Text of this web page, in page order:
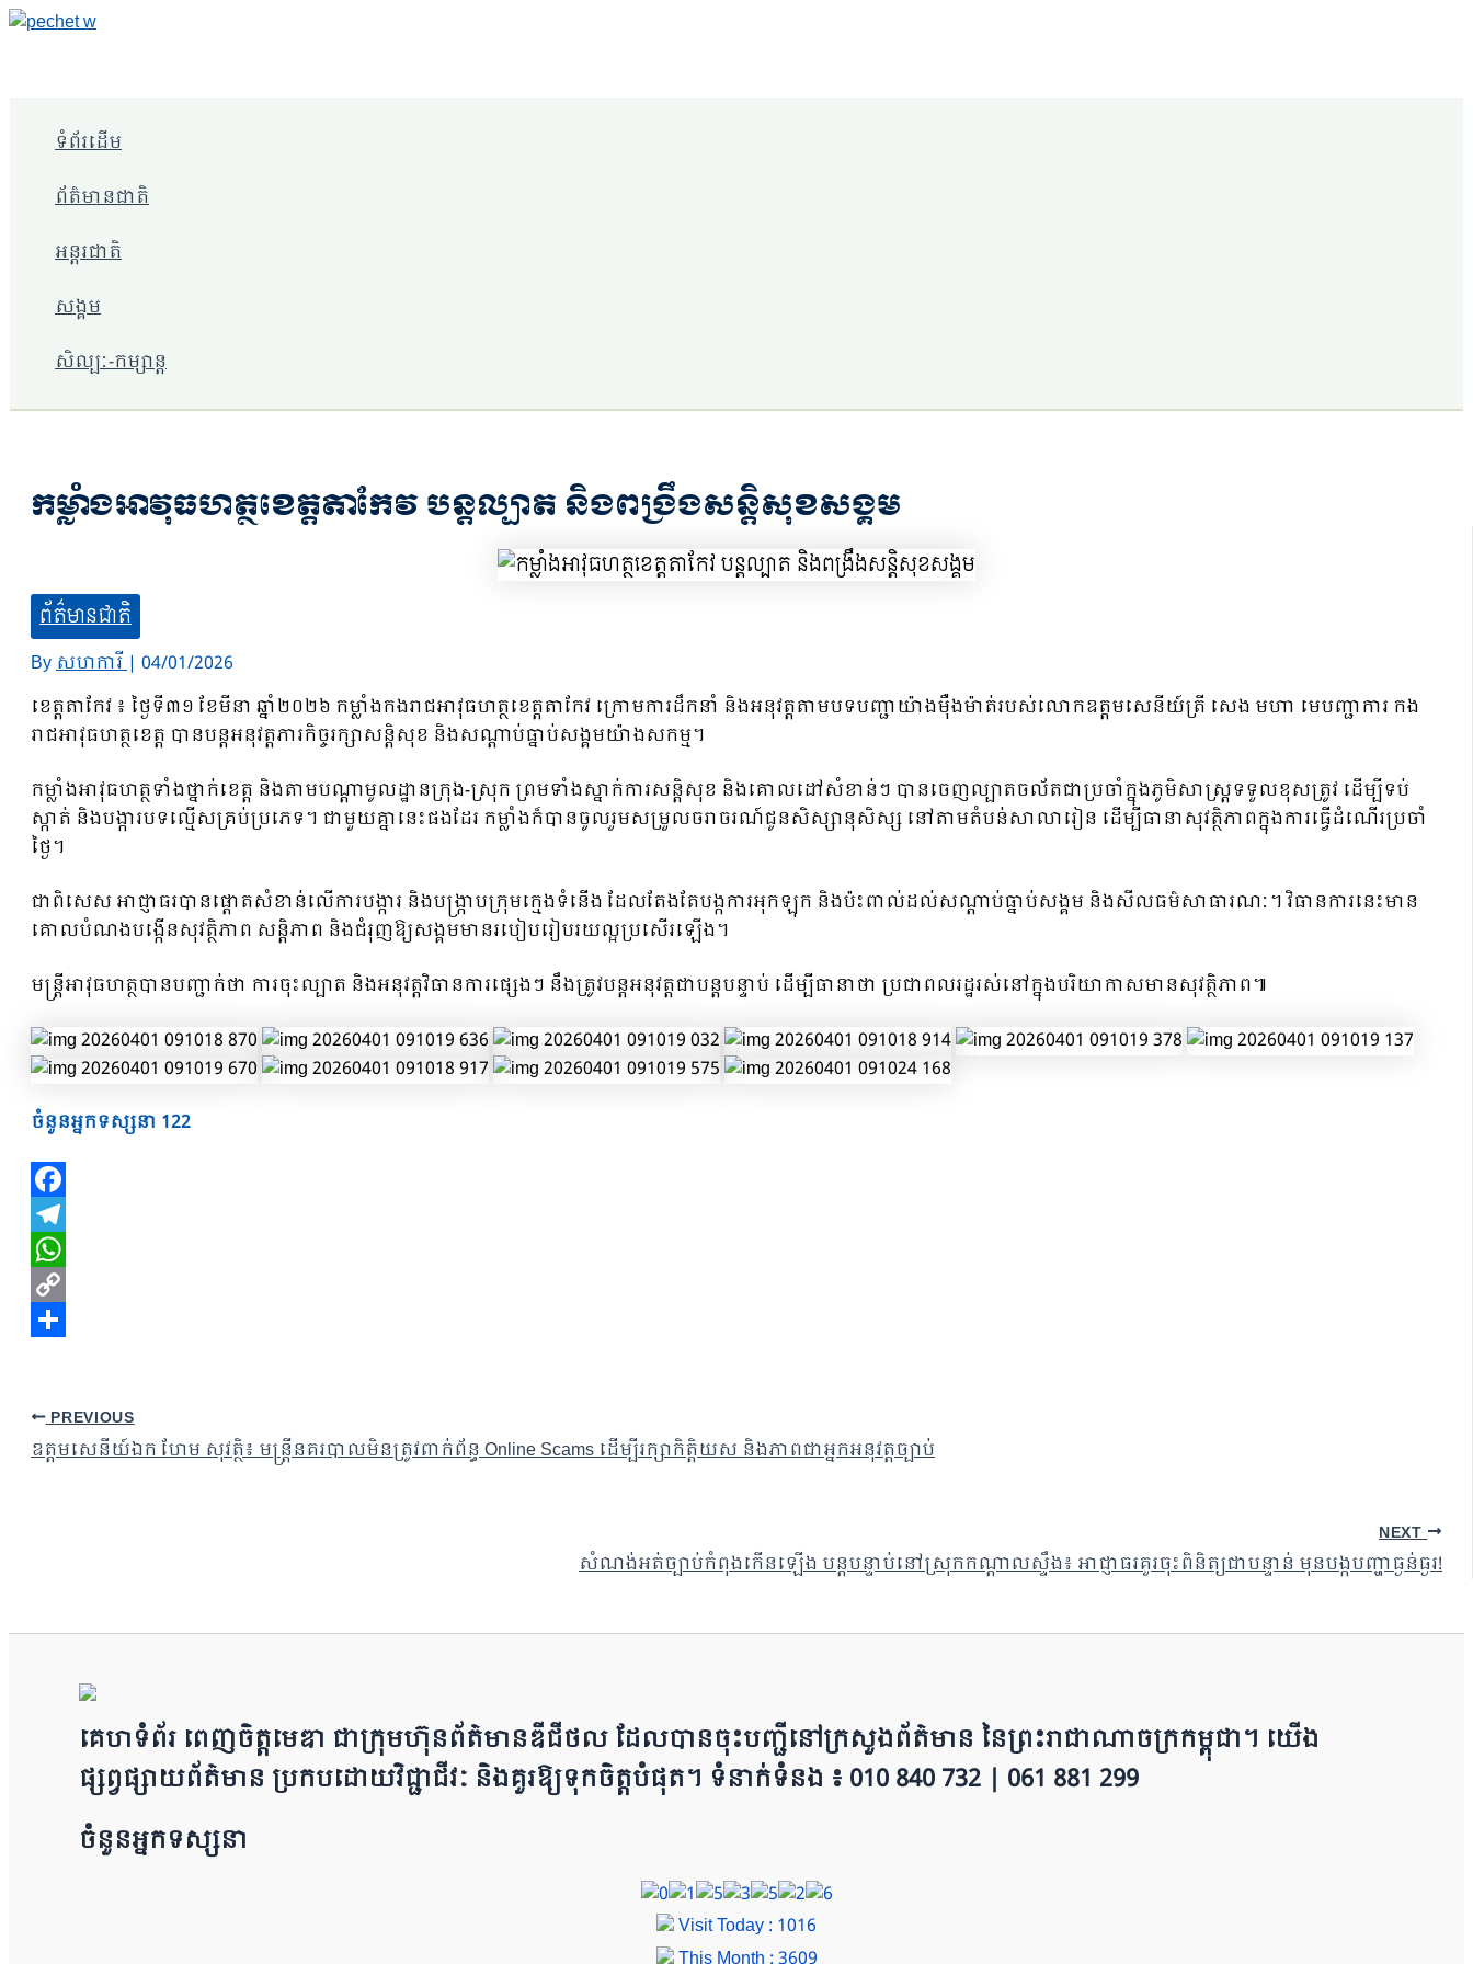
Skip
ទំព័រដើម
ព័ត៌មានជាតិ
អន្តរជាតិ
សង្គម
សិល្បៈ-កម្សាន្ត
កម្លាំងអាវុធហត្ថខេត្តតាកែវ បន្តល្បាត និងពង្រឹងសន្តិសុខសង្គម
ព័ត៌មានជាតិ
Byសហការី| 04/01/2026
ខេត្តតាកែវ ៖ ថ្ងៃទី៣១ ខែមីនា ឆ្នាំ២០២៦ កម្លាំងកងរាជអាវុធហត្ថខេត្តតាកែវ ក្រោមការដឹកនាំ និងអនុវត្តតាមបទបញ្ជាយ៉ាងម៉ឺងម៉ាត់របស់លោកឧត្តមសេនីយ៍ត្រី សេង មហា មេបញ្ជាការ កង
រាជអាវុធហត្ថខេត្ត បានបន្តអនុវត្តភារកិច្ចរក្សាសន្តិសុខ និងសណ្តាប់ធ្នាប់សង្គមយ៉ាងសកម្ម។
កម្លាំងអាវុធហត្ថទាំងថ្នាក់ខេត្ត និងតាមបណ្តាមូលដ្ឋានក្រុង-ស្រុក ព្រមទាំងស្នាក់ការសន្តិសុខ និងគោលដៅសំខាន់ៗ បានចេញល្បាតចល័តជាប្រចាំក្នុងភូមិសាស្ត្រទទួលខុសត្រូវ ដើម្បីទប់
ស្កាត់ និងបង្ការបទល្មើសគ្រប់ប្រភេទ។ ជាមួយគ្នានេះផងដែរ កម្លាំងក៏បានចូលរួមសម្រួលចរាចរណ៍ជូនសិស្សានុសិស្ស នៅតាមតំបន់សាលារៀន ដើម្បីធានាសុវត្ថិភាពក្នុងការធ្វើដំណើរប្រចាំ
ថ្ងៃ។
ជាពិសេស អាជ្ញាធរបានផ្តោតសំខាន់លើការបង្ការ និងបង្រ្កាបក្រុមក្មេងទំនើង ដែលតែងតែបង្កការអុកឡុក និងប៉ះពាល់ដល់សណ្តាប់ធ្នាប់សង្គម និងសីលធម៌សាធារណៈ។ វិធានការនេះមាន
គោលបំណងបង្កើនសុវត្ថិភាព សន្តិភាព និងជំរុញឱ្យសង្គមមានរបៀបរៀបរយល្អប្រសើរឡើង។
មន្រ្តីអាវុធហត្ថបានបញ្ជាក់ថា ការចុះល្បាត និងអនុវត្តវិធានការផ្សេងៗ នឹងត្រូវបន្តអនុវត្តជាបន្តបន្ទាប់ ដើម្បីធានាថា ប្រជាពលរដ្ឋរស់នៅក្នុងបរិយាកាសមានសុវត្ថិភាព៕
ចំនួនអ្នកទស្សនា 122
Facebook
Telegram
WhatsApp
Copy
PREVIOUS
ឧត្តមសេនីយ៍ឯក ហែម សុវត្ថិ៖ មន្ត្រីនគរបាលមិនត្រូវពាក់ព័ន្ធ Online Scams ដើម្បីរក្សាកិត្តិយស និងភាពជាអ្នកអនុវត្តច្បាប់
NEXT
សំណង់អត់ច្បាប់កំពុងកើនឡើង បន្តបន្ទាប់នៅស្រុកកណ្ដាលស្ទឹង៖ អាជ្ញាធរគួរចុះពិនិត្យជាបន្ទាន់ មុនបង្កបញ្ហាធ្ងន់ធ្ងរ!
គេហទំព័រ ពេញចិត្តមេឌា ជា​ក្រុ​​​​​ម​​​ហ៊ុន​ព័ត៌មាន​ឌីជីថល ដែ​លបា​ន​​ចុះបញ្ជីនៅក្រសួងព័ត៌មាន នៃ​​​​ព្រះរាជាណាចក្រ​ក​ម្ពុជា។ យើ​ង​​​​​
ផ្សព្វផ្សាយព័​ត៌​មា​​​​ន ប្រក​ប​ដោ​​​​​​យ​វិជ្ជាជីវៈ និ​ងគួរ​ឱ្យ​ទុកចិត្ត​បំ​ផុត។ ទំនាក់ទំនង ៖ 010 840 732 | 0​​​​​61 881 299
ចំនួនអ្នកទស្សនា
Visit Today : 1016